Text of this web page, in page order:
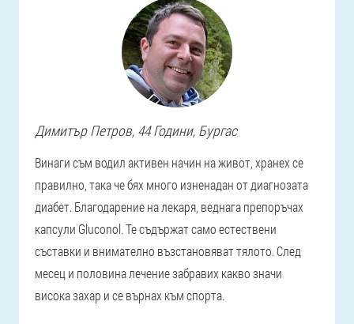
Димитър Петров, 44 Години, Бургас
Винаги съм водил активен начин на живот, хранех се
правилно, така че бях много изненадан от диагнозата
диабет. Благодарение на лекаря, веднага препоръчах
капсули Gluconol. Те съдържат само естествени
съставки и внимателно възстановяват тялото. След
месец и половина лечение забравих какво значи
висока захар и се върнах към спорта.